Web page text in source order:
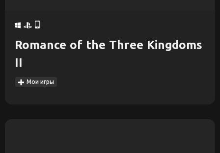
Romance of the Three Kingdoms
II
Мои игры